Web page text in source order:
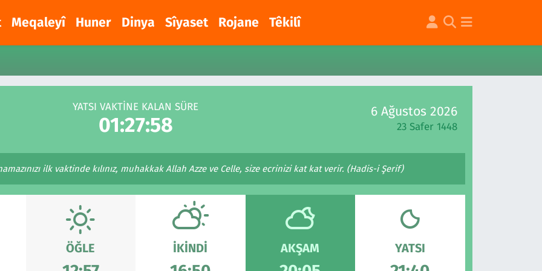
Meqaleyî Huner Dinya Sîyaset Rojane Têkilî
YATSI VAKTİNE KALAN SÜRE
01:27:58
6 Ağustos 2026
23 Safer 1448
ilk vaktinde kılınız, muhakkak Allah Azze ve Celle, size ecrinizi kat kat verir. (Hadis-i Şerif)
ÖĞLE İKINDI AKŞAM YATSI